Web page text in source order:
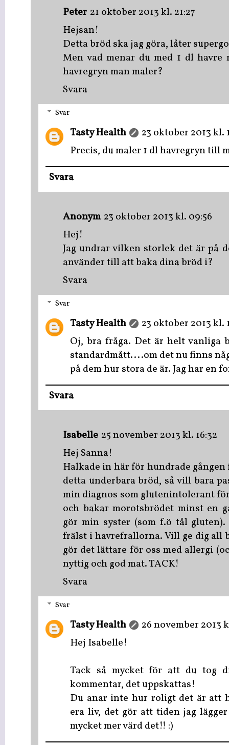
Peter 21 oktober 2013 kl. 21:27
Hejsan!
Detta bröd ska jag göra, låter
Men vad menar du med 1 dl
havregryn man maler?
Svara
Svar
Tasty Health
23 oktober 2013 kl.
Precis, du maler 1 dl havregryn till
Svara
Anonym 23 oktober 2013 kl. 09:56
Hej!
Jag undrar vilken storlek det är på
använder till att baka dina bröd i?
Svara
Svar
Tasty Health
23 oktober 2013 kl.
Oj, bra fråga. Det är helt vanliga
standardmått....om det nu finns
på dem hur stora de är. Jag har en
Svara
Isabelle 25 november 2013 kl. 16:32
Hej Sanna!
Halkade in här för hundrade
detta underbara bröd, så vill bara
min diagnos som glutenintolerant
och bakar morotsbrödet minst en
gör min syster (som f.ö tål
frälst i havrefrallorna. Vill ge dig all
gör det lättare för oss med allergi
nyttig och god mat. TACK!
Svara
Svar
Tasty Health
26 november 2013
Hej Isabelle!
Tack så mycket för att du tog
kommentar, det uppskattas!
Du anar inte hur roligt det är att
era liv, det gör att tiden jag
mycket mer värd det!! :)